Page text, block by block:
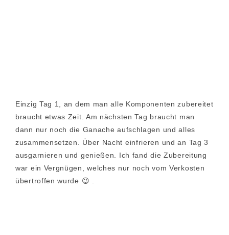
Einzig Tag 1, an dem man alle Komponenten zubereitet
braucht etwas Zeit. Am nächsten Tag braucht man
dann nur noch die Ganache aufschlagen und alles
zusammensetzen. Über Nacht einfrieren und an Tag 3
ausgarnieren und genießen. Ich fand die Zubereitung
war ein Vergnügen, welches nur noch vom Verkosten
übertroffen wurde 😉 .